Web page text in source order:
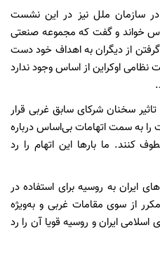
در سازمان ملل نیز در این نشست
خواند و گفت که مجموعه صنعتی
از دیگران به اهداف خود دست
اوکراین از اساس وجود ندارد
سخنان شرکای سابق غربی قرار
را به سمت اتهامات بی‌اساس درباره
کنند. ما بارها این اتهام را رد
ایران به روسیه برای استفاده در
از سوی مقامات غربی و به‌ویژه
ایران و روسیه قویا آن را رد